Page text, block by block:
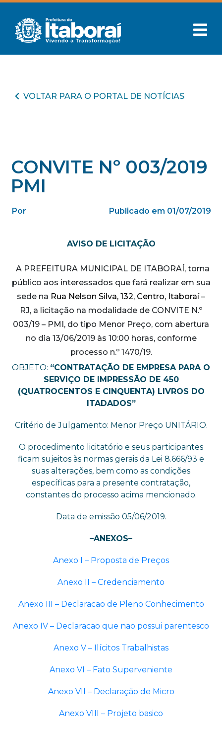
VOLTAR PARA O PORTAL DE NOTÍCIAS
CONVITE Nº 003/2019
PMI
Por Publicado em 01/07/2019
AVISO DE LICITAÇÃO
A PREFEITURA MUNICIPAL DE ITABORAÍ, torna
público aos interessados que fará realizar em sua
sede na Rua Nelson Silva, 132, Centro, Itaboraí–
RJ, a licitação na modalidade de CONVITE N.º
003/19 – PMI, do tipo Menor Preço, com abertura
no dia 13/06/2019 às 10:00 horas, conforme
processo n.º 1470/19.
OBJETO: “CONTRATAÇÃO DE EMPRESA PARA O
SERVIÇO DE IMPRESSÃO DE 450
(QUATROCENTOS E CINQUENTA) LIVROS DO
ITADADOS”
Critério de Julgamento: Menor Preço UNITÁRIO.
O procedimento licitatório e seus participantes
ficam sujeitos às normas gerais da Lei 8.666/93 e
suas alterações, bem como as condições
específicas para a presente contratação,
constantes do processo acima mencionado.
Data de emissão 05/06/2019.
–ANEXOS–
Anexo I – Proposta de Preços
Anexo II – Credenciamento
Anexo III – Declaracao de Pleno Conhecimento
Anexo IV – Declaracao que nao possui parentesco
Anexo V – Ilícitos Trabalhistas
Anexo VI – Fato Superveniente
Anexo VII – Declaração de Micro
Anexo VIII – Projeto basico